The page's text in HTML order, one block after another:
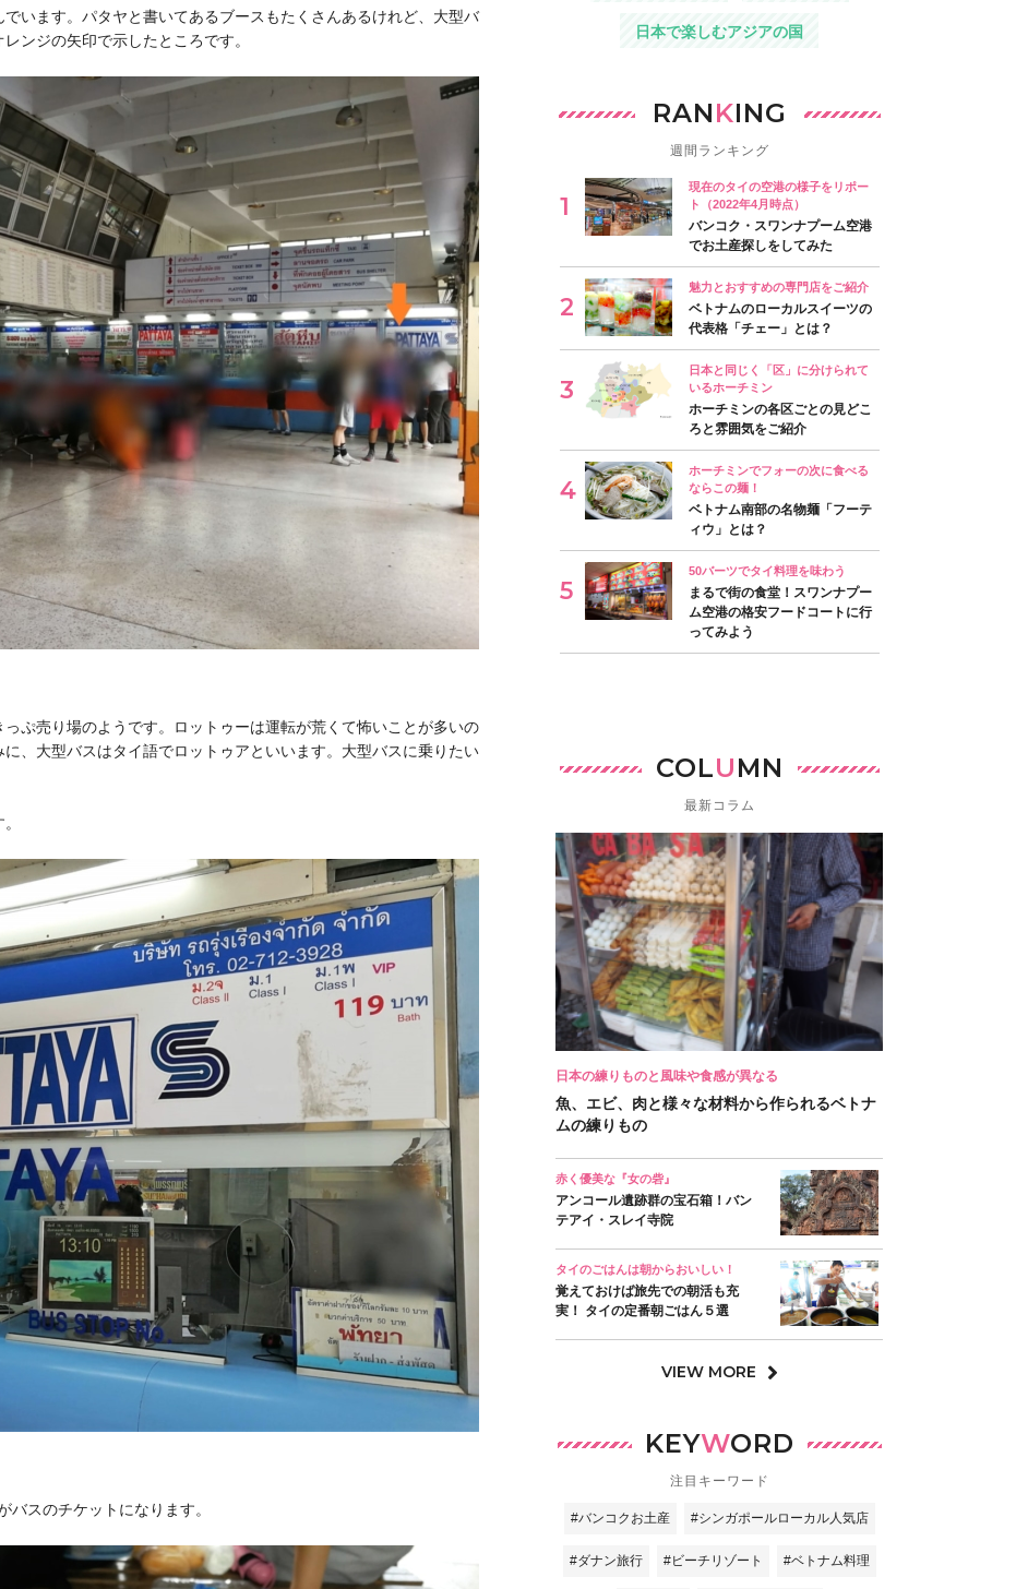
います。パタヤと書いてあるブースもたくさんあるけれど、大型バ
ンジの矢印で示したところです。
ぷ売り場のようです。ロットゥーは運転が荒くて怖いことが多いの
、大型バスはタイ語でロットゥアといいます。大型バスに乗りたい
スのチケットになります。
日本で楽しむアジアの国
RANKING
週間ランキング
現在のタイの空港の様子をリポー
ト（2022年4月時点）
バンコク・スワンナプーム空港
でお土産探しをしてみた
魅力とおすすめの専門店をご紹介
ベトナムのローカルスイーツの
代表格「チェー」とは？
日本と同じく「区」に分けられて
いるホーチミン
ホーチミンの各区ごとの見どこ
ろと雰囲気をご紹介
ホーチミンでフォーの次に食べる
ならこの麺！
ベトナム南部の名物麺「フーテ
ィウ」とは？
50バーツでタイ料理を味わう
まるで街の食堂！スワンナプー
ム空港の格安フードコートに行
ってみよう
COLUMN
最新コラム
日本の練りものと風味や食感が異なる
魚、エビ、肉と様々な材料から作られるベトナ
ムの練りもの
赤く優美な『女の砦』
アンコール遺跡群の宝石箱！バン
テアイ・スレイ寺院
タイのごはんは朝からおいしい！
覚えておけば旅先での朝活も充
実！ タイの定番朝ごはん５選
VIEW MORE
KEYWORD
注目キーワード
#バンコクお土産 #シンガポールローカル人気店
#ダナン旅行 #ビーチリゾート #ベトナム料理